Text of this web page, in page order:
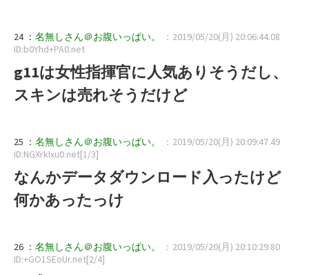
24 ： 名無しさん＠お腹いっぱい。
：2019/05/20(月) 20:06:44.08
ID:b0Yhd+PA0.net
g11は女性指揮官に人気ありそうだし、
スキンは売れそうだけど
25 ： 名無しさん＠お腹いっぱい。
：2019/05/20(月) 20:09:47.49
ID:NGXrkIxu0.net[1/3]
なんかデータダウンロード入ったけど
何かあったっけ
26 ： 名無しさん＠お腹いっぱい。
：2019/05/20(月) 20:10:29.80
ID:+GO1SEoUr.net[2/4]